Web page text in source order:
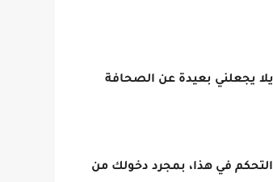
يجعلني بعيدة عن الصحافة
في هذا، بمجرد دخولك من